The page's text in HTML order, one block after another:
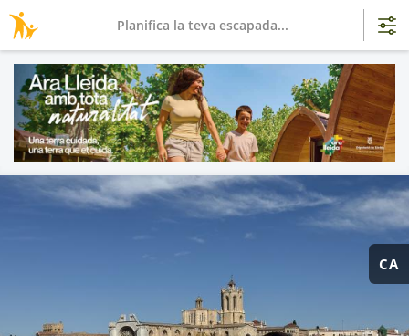
CA
Planifica la teva escapada...